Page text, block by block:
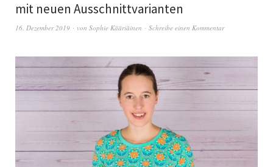
mit neuen Ausschnittvarianten
16. Dezember 2019 von Sophie Kääriäinen Schreibe einen Kommentar